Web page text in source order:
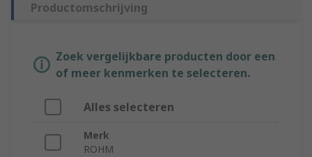
Productomschrijving
Zoek vergelijkbare producten door een
of meer kenmerken te selecteren.
Alles selecteren
Merk
ROHM